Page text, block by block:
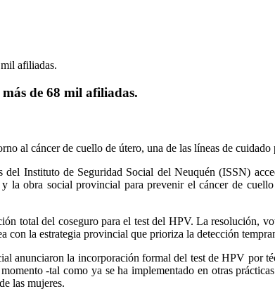
de 68 mil afiliadas.
al cáncer de cuello de útero, una de las líneas de
Instituto de Seguridad Social del Neuquén (ISSN)
la obra social provincial para prevenir el cáncer de
total del coseguro para el test del HPV. La resolución,
con la estrategia provincial que prioriza la detección
anunciaron la incorporación formal del test de HPV por
-tal como ya se ha implementado en otras
las mujeres.